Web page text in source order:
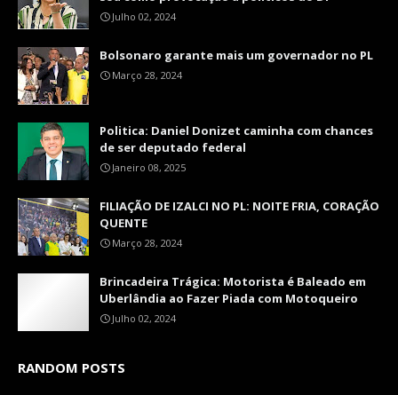
Julho 02, 2024
Bolsonaro garante mais um governador no PL
Março 28, 2024
Politica: Daniel Donizet caminha com chances
de ser deputado federal
Janeiro 08, 2025
FILIAÇÃO DE IZALCI NO PL: NOITE FRIA, CORAÇÃO
QUENTE
Março 28, 2024
Brincadeira Trágica: Motorista é Baleado em
Uberlândia ao Fazer Piada com Motoqueiro
Julho 02, 2024
RANDOM POSTS